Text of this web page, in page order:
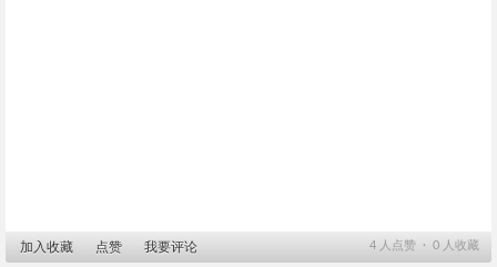
4 人点赞 ∙ 0 人收藏
加入收藏 点赞 我要评论